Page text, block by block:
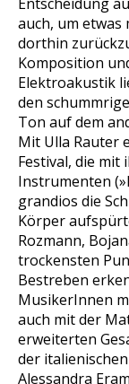
auch, um etwas
dorthin
Komposition
Elektroakustik
den
Ton auf dem
Mit Ulla Rauter
Festival, die mit
Instrumenten
grandios die
Körper
Rozmann,
trockensten
Bestreben
MusikerInnen
auch mit der
erweiterten
der
Alessandra